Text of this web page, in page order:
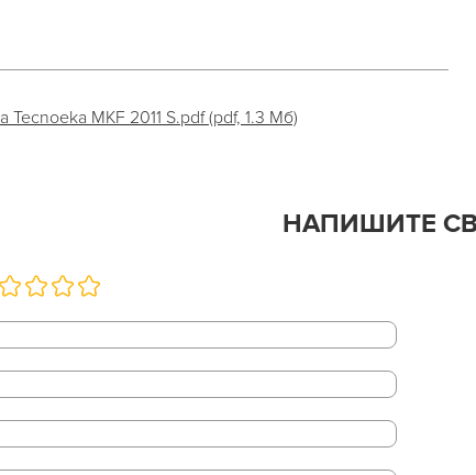
Tecnoeka MKF 2011 S.pdf (pdf, 1.3 Мб)
НАПИШИТЕ